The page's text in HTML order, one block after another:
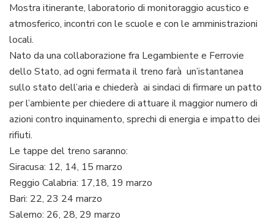
Mostra itinerante, laboratorio di monitoraggio acustico e
atmosferico, incontri con le scuole e con le amministrazioni
locali.
Nato da una collaborazione fra Legambiente e Ferrovie
dello Stato, ad ogni fermata il treno farà un’istantanea
sullo stato dell’aria e chiederà ai sindaci di firmare un patto
per l’ambiente per chiedere di attuare il maggior numero di
azioni contro inquinamento, sprechi di energia e impatto dei
rifiuti.
Le tappe del treno saranno:
Siracusa: 12, 14, 15 marzo
Reggio Calabria: 17,18, 19 marzo
Bari: 22, 23 24 marzo
Salerno: 26, 28, 29 marzo